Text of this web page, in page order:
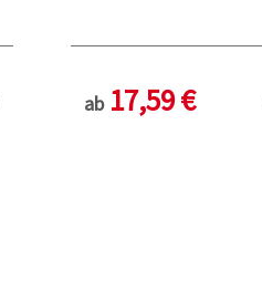
ab 17,59 €